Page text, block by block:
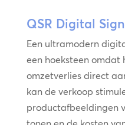
QSR Digital
Een ultramodern
een hoeksteen omdat
omzetverlies direct
kan de verkoop
productafbeeldingen